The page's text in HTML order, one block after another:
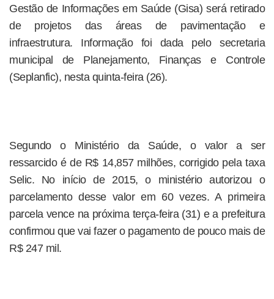
Gestão de Informações em Saúde (Gisa) será retirado
de projetos das áreas de pavimentação e
infraestrutura. Informação foi dada pelo secretaria
municipal de Planejamento, Finanças e Controle
(Seplanfic), nesta quinta-feira (26).
Segundo o Ministério da Saúde, o valor a ser
ressarcido é de R$ 14,857 milhões, corrigido pela taxa
Selic. No início de 2015, o ministério autorizou o
parcelamento desse valor em 60 vezes. A primeira
parcela vence na próxima terça-feira (31) e a prefeitura
confirmou que vai fazer o pagamento de pouco mais de
R$ 247 mil.